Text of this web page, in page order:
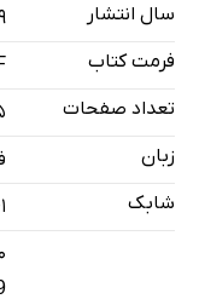
چربی
پروتئین و اسیدهای
دستگاه‌های کنترلی
تنظیم سوخت‌وساز
سال انتشار
فرمت کتاب
تعداد صفحات
زبان
شابک